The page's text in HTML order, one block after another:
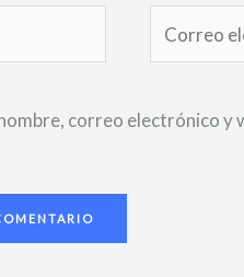
correo electrónico y